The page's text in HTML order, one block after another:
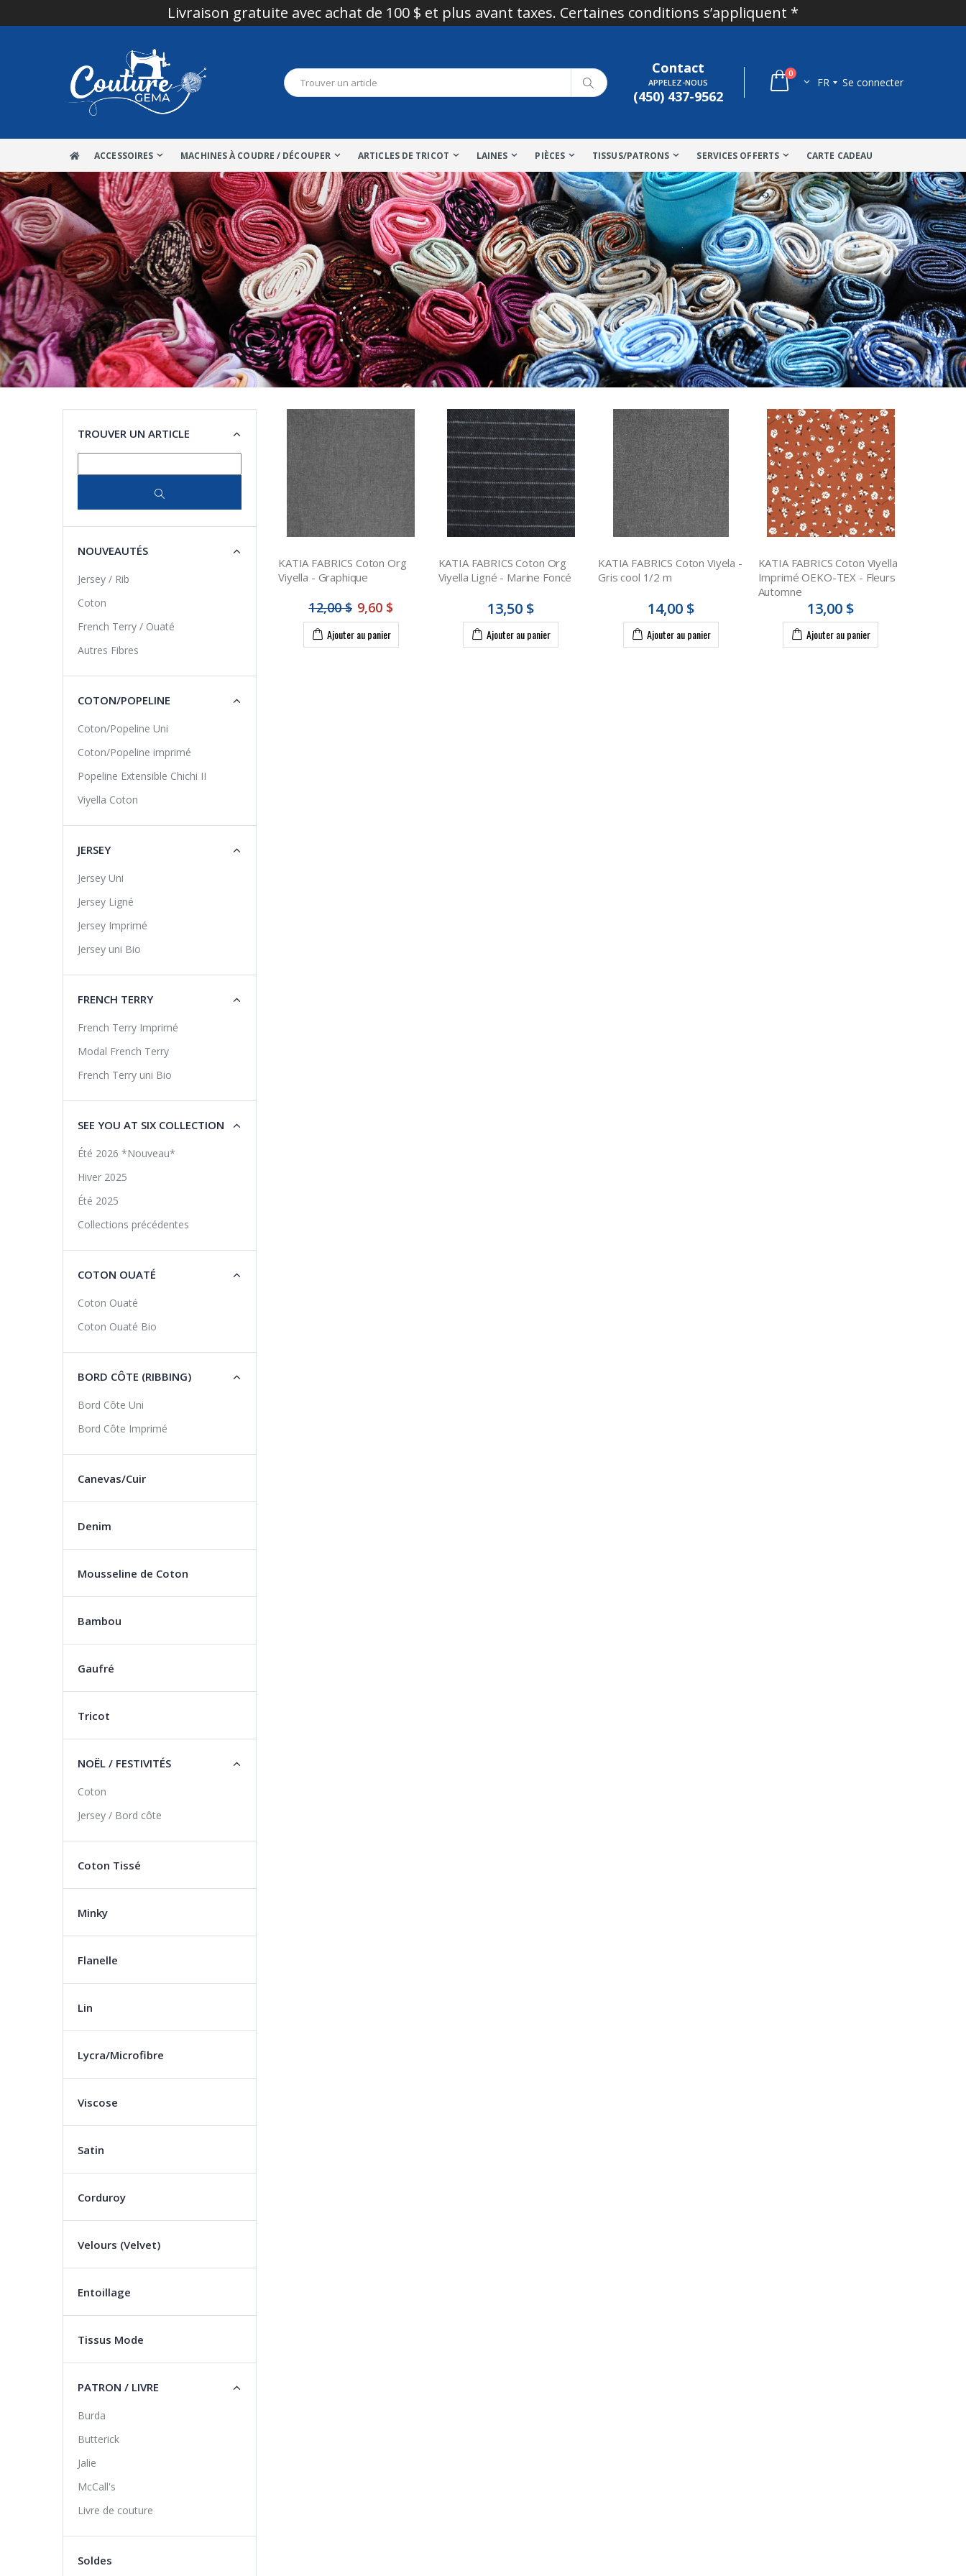
Livraison gratuite avec achat de 100 $ et plus avant taxes. Certaines conditions s’appliquent *
Contact
APPELEZ-NOUS
(450) 437-9562
0
FR Se connecter
ACCESSOIRES MACHINES À COUDRE / DÉCOUPER ARTICLES DE TRICOT LAINES PIÈCES TISSUS/PATRONS SERVICES OFFERTS CARTE CADEAU
KATIA FABRICS Coton Org
Viyella - Graphique
12,00 $ 9,60 $
Ajouter au panier
KATIA FABRICS Coton Org
Viyella Ligné - Marine Foncé
13,50 $
Ajouter au panier
KATIA FABRICS Coton Viyela -
Gris cool 1/2 m
14,00 $
Ajouter au panier
KATIA FABRICS Coton Viyella
Imprimé OEKO-TEX - Fleurs
Automne
13,00 $
Ajouter au panier
TROUVER UN ARTICLE
NOUVEAUTÉS
Jersey / Rib
Coton
French Terry / Ouaté
Autres Fibres
COTON/POPELINE
Coton/Popeline Uni
Coton/Popeline imprimé
Popeline Extensible Chichi II
Viyella Coton
JERSEY
Jersey Uni
Jersey Ligné
Jersey Imprimé
Jersey uni Bio
FRENCH TERRY
French Terry Imprimé
Modal French Terry
French Terry uni Bio
SEE YOU AT SIX COLLECTION
Été 2026 *Nouveau*
Hiver 2025
Été 2025
Collections précédentes
COTON OUATÉ
Coton Ouaté
Coton Ouaté Bio
BORD CÔTE (RIBBING)
Bord Côte Uni
Bord Côte Imprimé
Canevas/Cuir
Denim
Mousseline de Coton
Bambou
Gaufré
Tricot
NOËL / FESTIVITÉS
Coton
Jersey / Bord côte
Coton Tissé
Minky
Flanelle
Lin
Lycra/Microfibre
Viscose
Satin
Corduroy
Velours (Velvet)
Entoillage
Tissus Mode
PATRON / LIVRE
Burda
Butterick
Jalie
McCall's
Livre de couture
Soldes